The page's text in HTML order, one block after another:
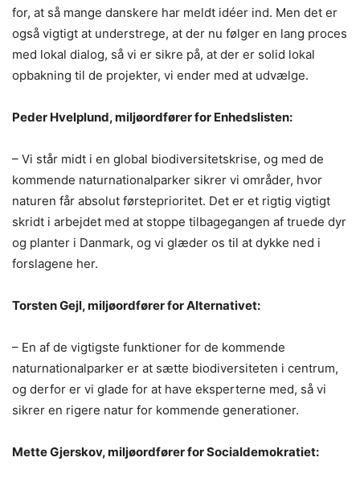
for, at så mange danskere har meldt idéer ind. Men det er
også vigtigt at understrege, at der nu følger en lang proces
med lokal dialog, så vi er sikre på, at der er solid lokal
opbakning til de projekter, vi ender med at udvælge.
Peder Hvelplund, miljøordfører for Enhedslisten:
– Vi står midt i en global biodiversitetskrise, og med de
kommende naturnationalparker sikrer vi områder, hvor
naturen får absolut førsteprioritet. Det er et rigtig vigtigt
skridt i arbejdet med at stoppe tilbagegangen af truede dyr
og planter i Danmark, og vi glæder os til at dykke ned i
forslagene her.
Torsten Gejl, miljøordfører for Alternativet:
– En af de vigtigste funktioner for de kommende
naturnationalparker er at sætte biodiversiteten i centrum,
og derfor er vi glade for at have eksperterne med, så vi
sikrer en rigere natur for kommende generationer.
Mette Gjerskov, miljøordfører for Socialdemokratiet: